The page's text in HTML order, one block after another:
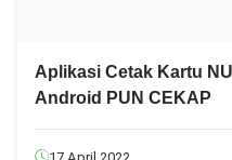
Aplikasi Cetak Kartu
Android PUN CEKAP